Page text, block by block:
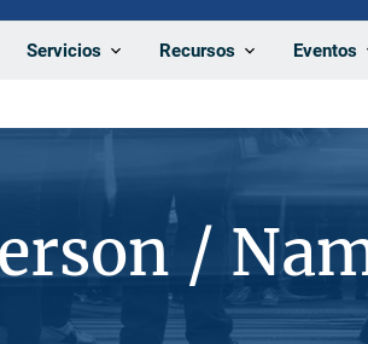
Servicios Recursos Eventos
/